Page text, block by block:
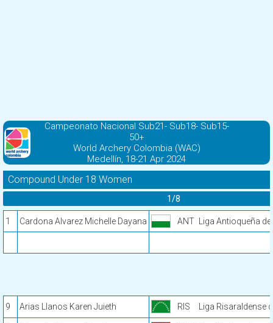
Campeonato Nacional Sub21- Sub18- Sub15-
50+
World Archery Colombia (WAC)
Medellín, 18-21 Apr 2024
Compound Under 18 Women
1/8
1 Cardona Alvarez Michelle Dayana ANT Liga Antioqueña
9 Arias Llanos Karen Juieth RIS Liga Risaraldense